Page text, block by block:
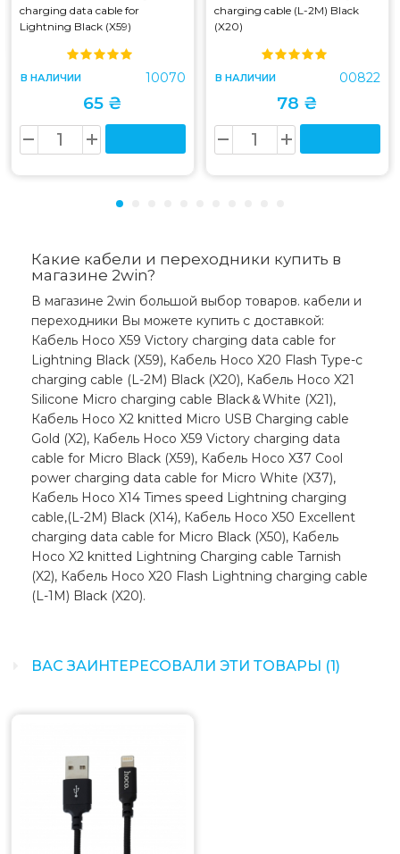
charging data cable for
Lightning Black (X59)
В НАЛИЧИИ 10070
65 ₴
charging cable (L-2M) Black
(X20)
В НАЛИЧИИ 00822
78 ₴
Какие кабели и переходники купить в
магазине 2win?
В магазине 2win большой выбор товаров. кабели и
переходники Вы можете купить с доставкой:
Кабель Hoco X59 Victory charging data cable for
Lightning Black (X59), Кабель Hoco X20 Flash Type-c
charging cable (L-2M) Black (X20), Кабель Hoco X21
Silicone Micro charging cable Black＆White (X21),
Кабель Hoco X2 knitted Micro USB Charging cable
Gold (X2), Кабель Hoco X59 Victory charging data
cable for Micro Black (X59), Кабель Hoco X37 Cool
power charging data cable for Micro White (X37),
Кабель Hoco X14 Times speed Lightning charging
cable,(L-2M) Black (X14), Кабель Hoco X50 Excellent
charging data cable for Micro Black (X50), Кабель
Hoco X2 knitted Lightning Charging cable Tarnish
(X2), Кабель Hoco X20 Flash Lightning charging cable
(L-1M) Black (X20).
ВАС ЗАИНТЕРЕСОВАЛИ ЭТИ ТОВАРЫ (1)